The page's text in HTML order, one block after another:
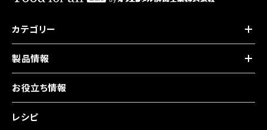
カテゴリー
製品情報
お役立ち情報
レシピ